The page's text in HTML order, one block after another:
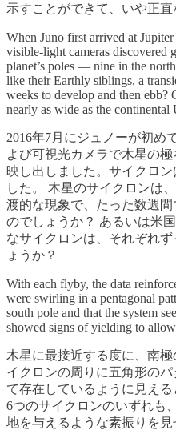
示すことができて、いや正直
When Juno first arrived at
visible-light cameras discovered
planet’s poles — nine in the
like their Earthly siblings, a
weeks to develop and then ebb?
nearly as wide as the
2016年7月にジュノーが初め
よび可視光カメラで木星の
映し出しました。サイクロ
した。 木星のサイクロンは
渡的な現象で、たった数週
のでしょうか？ あるいは米
なサイクロンは、それぞれ
ょうか？
With each flyby, the data
were swirling in a pentagonal
south pole and that the system
showed signs of yielding to
木星に最接近する度に、南
イクロンの周りに五角形の
て存在しているように見える
6つのサイクロンのいずれも
地を与えるような素振りを見